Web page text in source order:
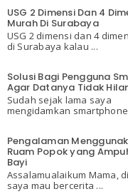
USG 2 Dimensi Dan 4
Murah Di Surabaya
USG 2 dimensi dan 4
di Surabaya kalau ...
Solusi Bagi Pengguna
Agar Datanya Tidak
Sudah sejak lama saya
mengidamkan
Pengalaman
Ruam Popok yang
Bayi
Assalamualaikum Mama,
saya mau bercerita ...